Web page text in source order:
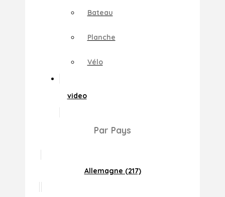
Bateau
Planche
Vélo
video
Par Pays
Allemagne (217)